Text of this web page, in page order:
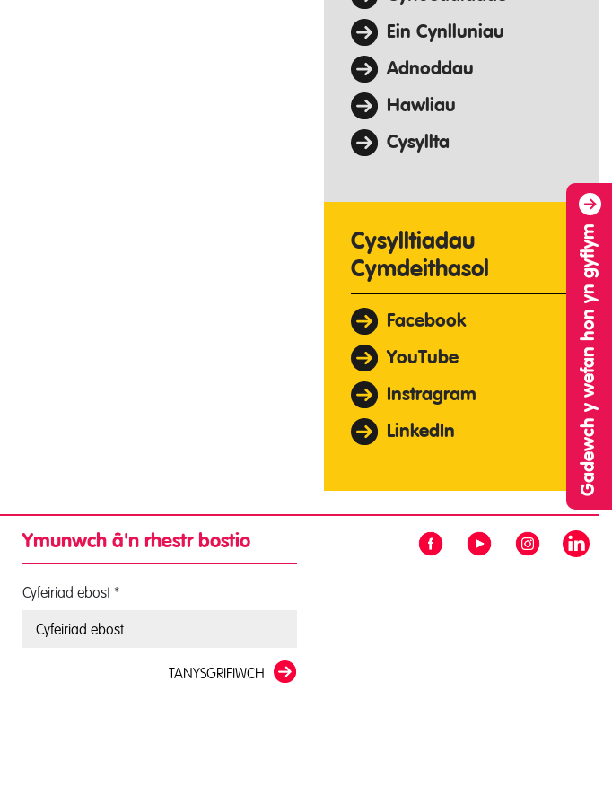
Gadewch y wefan hon yn gyflym
Ein Cynlluniau
Adnoddau
Hawliau
Cysyllta
Cysylltiadau
Cymdeithasol
Facebook
YouTube
Instragram
LinkedIn
Ymunwch â'n rhestr bostio
Cyfeiriad ebost *
TANYSGRIFIWCH